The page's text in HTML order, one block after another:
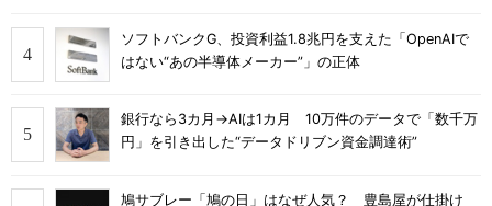
ソフトバンクG、投資利益1.8兆円を支えた「OpenAIで
はない“あの半導体メーカー”」の正体
銀行なら3カ月→AIは1カ月 10万件のデータで「数千万
円」を引き出した“データドリブン資金調達術”
鳩サブレー「鳩の日」はなぜ人気？ 豊島屋が仕掛け